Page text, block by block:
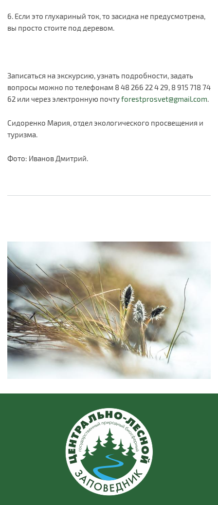
6. Если это глухариный ток, то засидка не предусмотрена,
вы просто стоите под деревом.
Записаться на экскурсию, узнать подробности, задать
вопросы можно по телефонам 8 48 266 22 4 29, 8 915 718 74
62 или через электронную почтуforestprosvet@gmail.com.
Сидоренко Мария, отдел экологического просвещения и
туризма.
Фото: Иванов Дмитрий.